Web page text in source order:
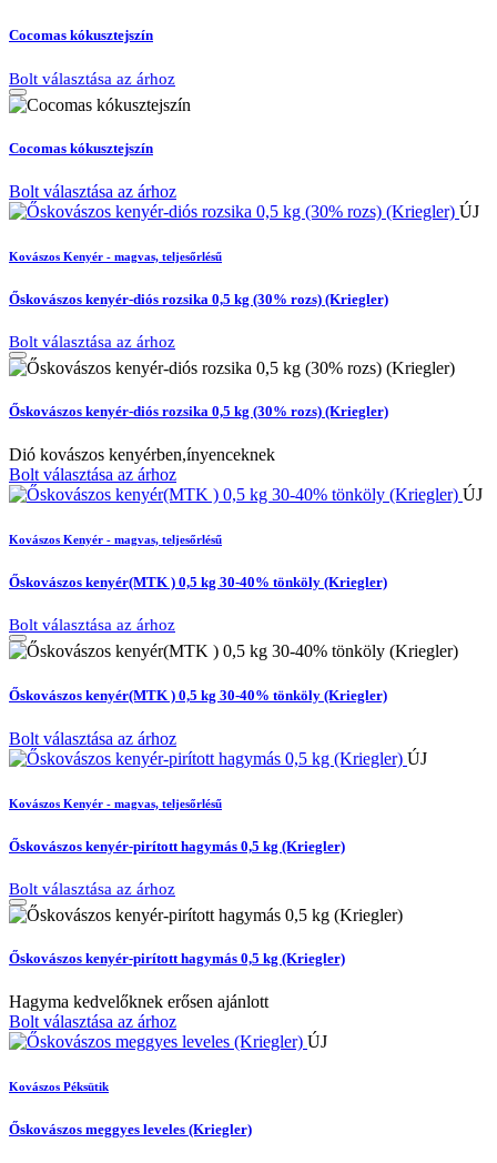
Cocomas kókusztejszín
Bolt választása az árhoz
Cocomas kókusztejszín
Bolt választása az árhoz
ÚJ
Kovászos Kenyér - magvas, teljesőrlésű
Őskovászos kenyér-diós rozsika 0,5 kg (30% rozs) (Kriegler)
Bolt választása az árhoz
Őskovászos kenyér-diós rozsika 0,5 kg (30% rozs) (Kriegler)
Dió kovászos kenyérben,ínyenceknek
Bolt választása az árhoz
ÚJ
Kovászos Kenyér - magvas, teljesőrlésű
Őskovászos kenyér(MTK ) 0,5 kg 30-40% tönköly (Kriegler)
Bolt választása az árhoz
Őskovászos kenyér(MTK ) 0,5 kg 30-40% tönköly (Kriegler)
Bolt választása az árhoz
ÚJ
Kovászos Kenyér - magvas, teljesőrlésű
Őskovászos kenyér-pirított hagymás 0,5 kg (Kriegler)
Bolt választása az árhoz
Őskovászos kenyér-pirított hagymás 0,5 kg (Kriegler)
Hagyma kedvelőknek erősen ajánlott
Bolt választása az árhoz
ÚJ
Kovászos Péksütik
Őskovászos meggyes leveles (Kriegler)